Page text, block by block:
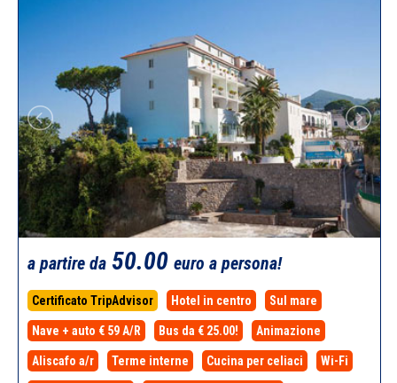
a partire da 50.00 euro a persona!
Certificato TripAdvisor Hotel in centro Sul mare
Nave + auto € 59 A/R Bus da € 25.00! Animazione
Aliscafo a/r Terme interne Cucina per celiaci Wi-Fi